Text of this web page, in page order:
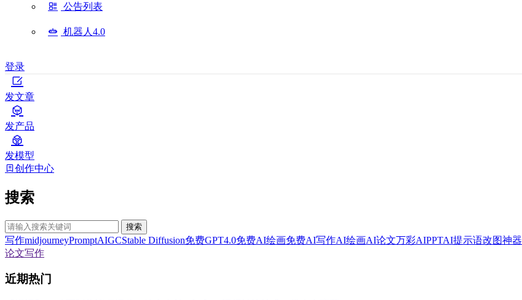
公告列表
机器人4.0
登录
发文章
发产品
发模型
创作中心
搜索
搜索
写作midjourneyPromptAIGCStable Diffusion免费GPT4.0免费AI绘画免费AI写作AI绘画AI论文万彩AIPPTAI提示语改图神器
论文写作
近期热门